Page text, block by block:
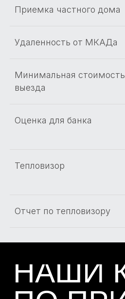
Приемка частного дома
Удаленность от МКАДа
Минимальная стоимость
выезда
Оценка для банка
Тепловизор
Отчет по тепловизору